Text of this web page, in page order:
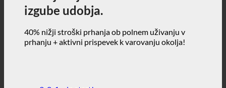
3, 2, 1 ... in start!